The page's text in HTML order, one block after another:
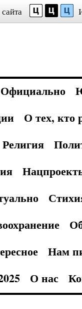
Официально
О тех, кто
Религия
Нам
О нас